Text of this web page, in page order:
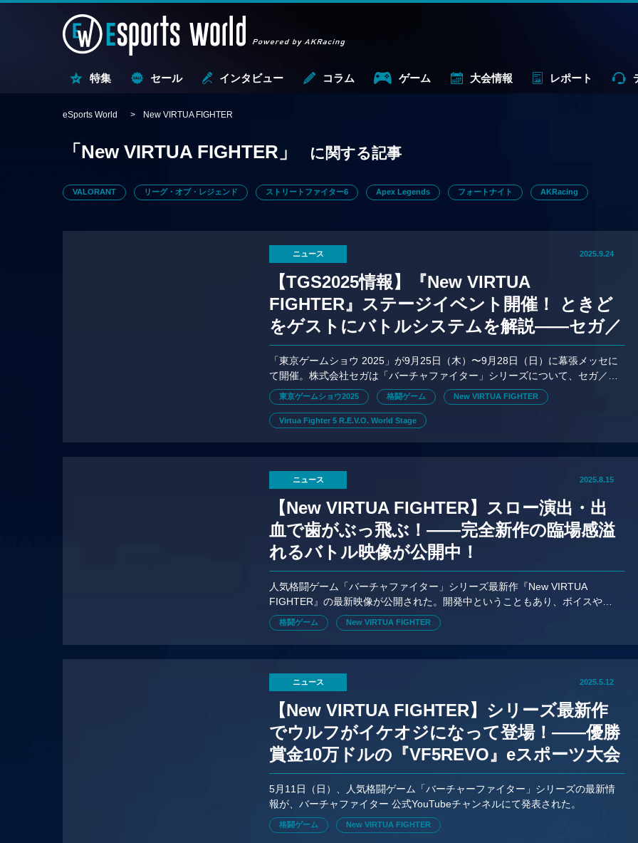
特集 セール インタビュー コラム ゲーム 大会情報 レポート
eSports World New VIRTUA FIGHTER
「New VIRTUA FIGHTER」 に関する記事
VALORANT リーグ・オブ・レジェンド ストリートファイター6 Apex Legends フォートナイト AKRacing
ニュース 2025.9.24
【TGS2025情報】『New VIRTUA
FIGHTER』ステージイベント開催！ ときど
をゲストにバトルシステムを解説——セガ／
アトラスブース情報
「東京ゲームショウ 2025」が9月25日（木）〜9月28日（日）に幕張メッセに
て開催。株式会社セガは「バーチャファイター」シリーズについて、セガ／ア
トラスブースへの出展内容を発表した。
東京ゲームショウ2025 格闘ゲーム New VIRTUA FIGHTER
Virtua Fighter 5 R.E.V.O. World Stage
ニュース 2025.8.15
【New VIRTUA FIGHTER】スロー演出・出
血で歯がぶっ飛ぶ！——完全新作の臨場感溢
れるバトル映像が公開中！
人気格闘ゲーム「バーチャファイター」シリーズ最新作『New VIRTUA
FIGHTER』の最新映像が公開された。開発中ということもあり、ボイスや
BGMはないが、重みのある打撃や、回避成功時のスロー演出など必見
格闘ゲーム New VIRTUA FIGHTER
ニュース 2025.5.12
【New VIRTUA FIGHTER】シリーズ最新作
でウルフがイケオジになって登場！——優勝
賞金10万ドルの『VF5REVO』eスポーツ大会
の情報も
5月11日（日）、人気格闘ゲーム「バーチャーファイター」シリーズの最新情
報が、バーチャファイター 公式YouTubeチャンネルにて発表された。
格闘ゲーム New VIRTUA FIGHTER